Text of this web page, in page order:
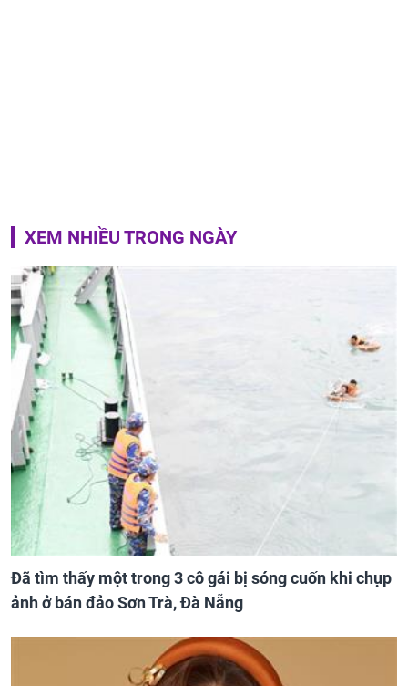
XEM NHIỀU TRONG NGÀY
Đã tìm thấy một trong 3 cô gái bị sóng cuốn khi chụp
ảnh ở bán đảo Sơn Trà, Đà Nẵng